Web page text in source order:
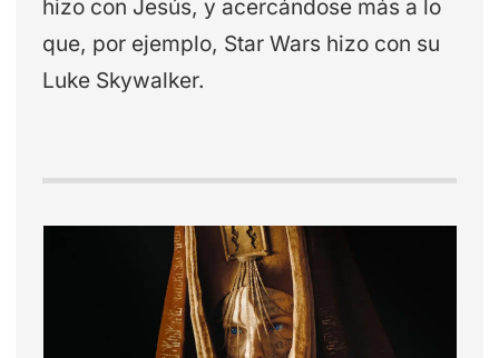
hizo con Jesús, y acercándose más a lo
que, por ejemplo, Star Wars hizo con su
Luke Skywalker.